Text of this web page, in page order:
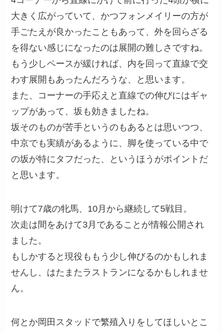
大きく広がっていて、かつフォンメイリーの方が
手ごたえが良かったこともあって、外を回らざる
を得ない感じになったのは展開の難しさですね。
もう少しペースが緩ければ、内を回って直線で交
わす展開もあったんだろうな、と思います。
また、コーナーの手応えと直線での伸びにはギャ
ップがあって、坂も効きましたね。
坂そのものが苦手というのもあるとは思いつつ、
中京でも実績があるように、脚を使っている中で
の坂が特にタフだった、というほうがポイントだ
と思います。
明けて7歳の牝馬、10月から継続して5戦目。
次走は間をあけて3月であることが情報公開され
ました。
もしかすると現役ももう少し伸びるのかもしれま
せんし、はたまたラストランになるかもしれませ
ん。
何とか岡田スタッドで繁殖入りをしてほしいとこ